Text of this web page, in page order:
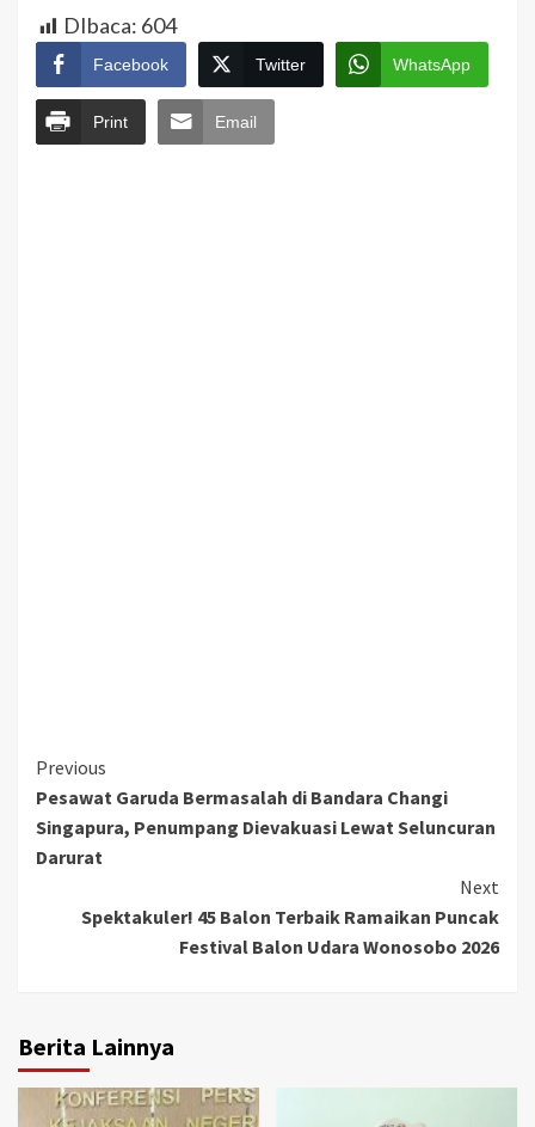
DIbaca: 604
Facebook Twitter WhatsApp
Print Email
Continue
Reading
Previous
Pesawat Garuda Bermasalah di Bandara Changi
Singapura, Penumpang Dievakuasi Lewat Seluncuran
Darurat
Next
Spektakuler! 45 Balon Terbaik Ramaikan Puncak
Festival Balon Udara Wonosobo 2026
Berita Lainnya